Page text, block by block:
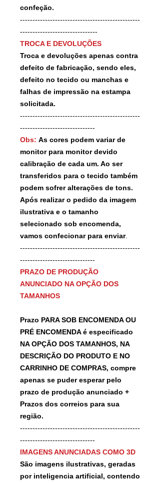
confeção.
------------------------------------------------
-------------------------------
TROCA E DEVOLUÇÕES
Troca e devoluções apenas contra
defeito de fabricação, sendo eles,
defeito no tecido ou manchas e
falhas de impressão na estampa
solicitada.
------------------------------------------------
------------------------------
Obs: As cores podem variar de
monitor para monitor devido
calibração de cada um. Ao ser
transferidos para o tecido também
podem sofrer alterações de tons.
Após realizar o pedido da imagem
ilustrativa e o tamanho
selecionado sob encomenda,
vamos confecionar para enviar.
------------------------------------------------
------------------------------
PRAZO DE PRODUÇÃO
ANUNCIADO NA OPÇÃO DOS
TAMANHOS
Prazo PARA SOB ENCOMENDA OU
PRÉ ENCOMENDA é especificado
NA OPÇÃO DOS TAMANHOS, NA
DESCRIÇÃO DO PRODUTO E NO
CARRINHO DE COMPRAS, compre
apenas se puder esperar pelo
prazo de produção anunciado +
Prazos dos correios para sua
região.
------------------------------------------------
------------------------------
IMAGENS ANUNCIADAS COMO 3D
São imagens ilustrativas, geradas
por inteligencia artificial, contendo